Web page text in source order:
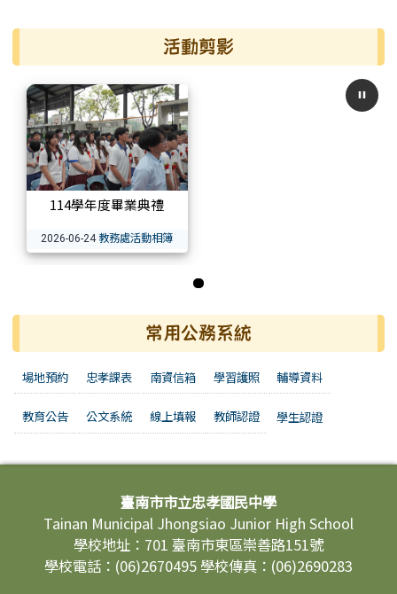
活動剪影
114學年度畢業典禮
2026-06-24 教務處活動相簿
常用公務系統
場地預約 忠孝課表 南資信箱 學習護照 輔導資料
教育公告 公文系統 線上填報 教師認證 學生認證
頁尾區域內容臺南市市立忠孝國民中學
Tainan Municipal Jhongsiao Junior High School
學校地址：701 臺南市東區崇善路151號
學校電話：(06)2670495 學校傳真：(06)2690283